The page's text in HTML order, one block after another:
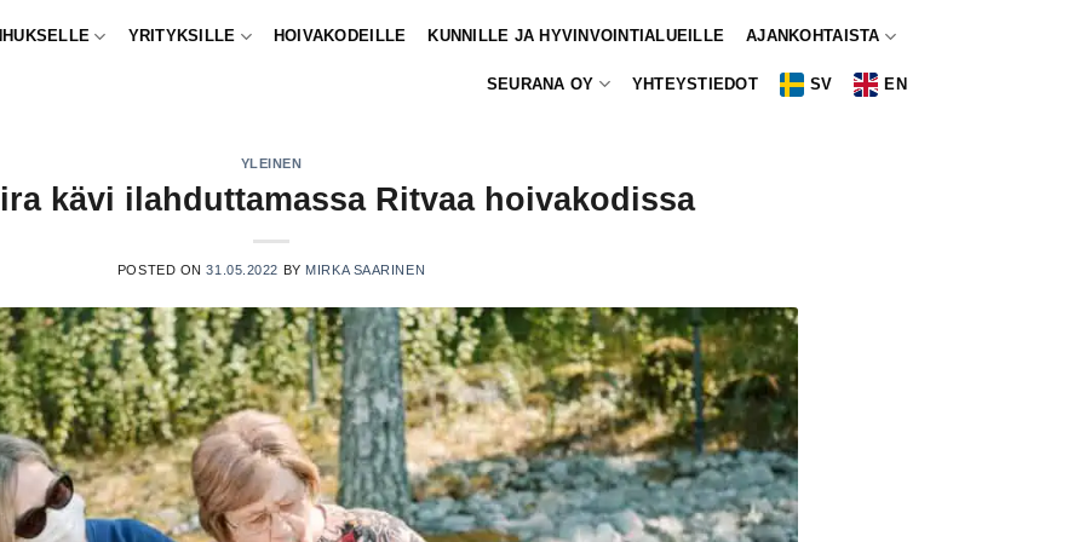
YRITYKSILLE HOIVAKODEILLE KUNNILLE JA HYVINVOINTIALUEILLE AJANKOHTAISTA
SEURANA OY YHTEYSTIEDOT SV EN
YLEINEN
kävi ilahduttamassa Ritvaa hoivakodissa
POSTED ON31.05.2022 BY MIRKA SAARINEN